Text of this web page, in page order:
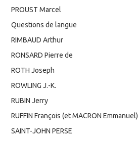
PROUST Marcel
Questions de langue
RIMBAUD Arthur
RONSARD Pierre de
ROTH Joseph
ROWLING J.-K.
RUBIN Jerry
RUFFIN François (et MACRON Emmanuel)
SAINT-JOHN PERSE